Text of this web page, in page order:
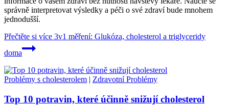
správně interpretovat výsledky a péči o své zdraví bude mnohem
jednodušší.
Přečtěte si více 3v1 měření: Glukóza, cholesterol a triglyceridy
doma
Problémy s cholesterolem | Zdravotní Problémy
Top 10 potravin, které účinně snižují cholesterol